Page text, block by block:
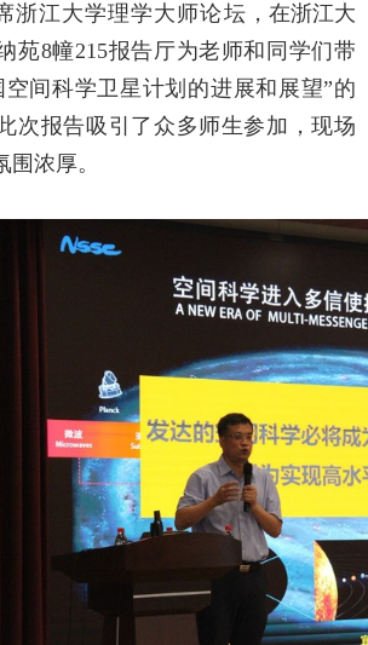
浙江大学理学大师论坛 ，在浙江大
苑8幢215报告厅为老师和同学们带
空间科学卫星计划的进展和展望”的
次报告吸引了众多师生参加，现场
浓厚。